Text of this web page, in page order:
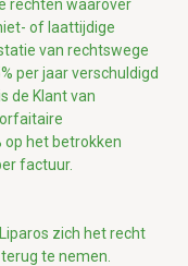
rechten waarover
of laattijdige
van rechtswege
per jaar verschuldigd
de Klant van
op het betrokken
factuur.
zich het recht
te nemen.